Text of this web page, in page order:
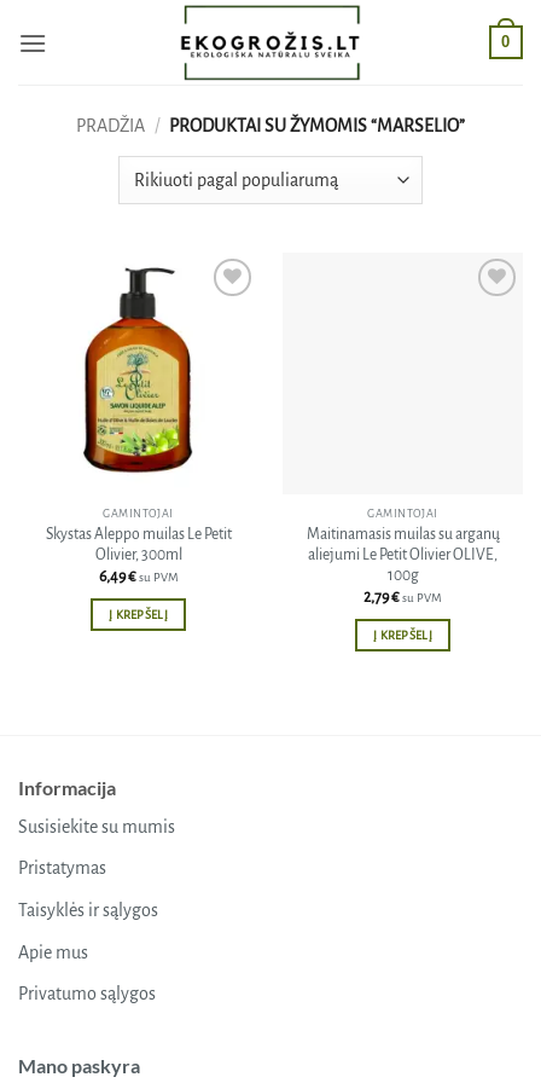
0
PRADŽIA / PRODUKTAI SU ŽYMOMIS “MARSELIO”
GAMINTOJAI
Skystas Aleppo muilas Le Petit
Olivier, 300ml
6,49€ su PVM
Į KREPŠELĮ
GAMINTOJAI
Maitinamasis muilas su arganų
aliejumi Le Petit Olivier OLIVE,
100g
2,79€su PVM
Į KREPŠELĮ
Informacija
Susisiekite su mumis
Pristatymas
Taisyklės ir sąlygos
Apie mus
Privatumo sąlygos
Mano paskyra